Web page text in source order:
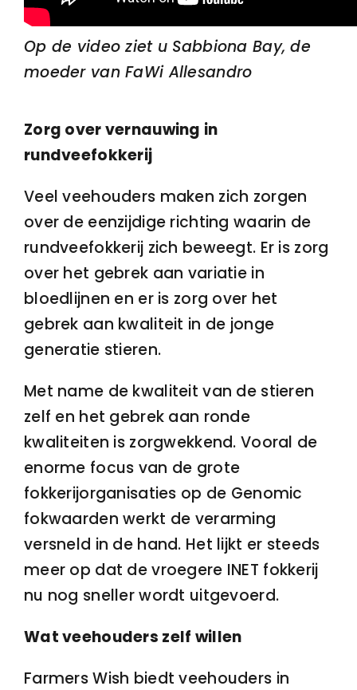
Op de video ziet u Sabbiona Bay, de
moeder van FaWi Allesandro
Zorg over vernauwing in
rundveefokkerij
Veel veehouders maken zich zorgen
over de eenzijdige richting waarin de
rundveefokkerij zich beweegt. Er is zorg
over het gebrek aan variatie in
bloedlijnen en er is zorg over het
gebrek aan kwaliteit in de jonge
generatie stieren.
Met name de kwaliteit van de stieren
zelf en het gebrek aan ronde
kwaliteiten is zorgwekkend. Vooral de
enorme focus van de grote
fokkerijorganisaties op de Genomic
fokwaarden werkt de verarming
versneld in de hand. Het lijkt er steeds
meer op dat de vroegere INET fokkerij
nu nog sneller wordt uitgevoerd.
Wat veehouders zelf willen
Farmers Wish biedt veehouders in